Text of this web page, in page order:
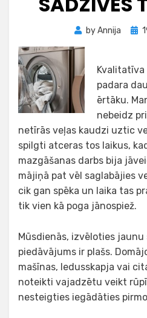
byAnnija
padara
ērtāku.
nebeidz
netīrās veļas kaudzi uztic
spilgti atceras tos laikus,
mazgāšanas darbs bija
mājiņā pat vēl saglabājies
cik gan spēka un laika tas
tik vien kā poga jānospiež.
Mūsdienās, izvēloties
piedāvājums ir plašs.
mašīnas, ledusskapja vai
noteikti vajadzētu veikt
nesteigties iegādāties